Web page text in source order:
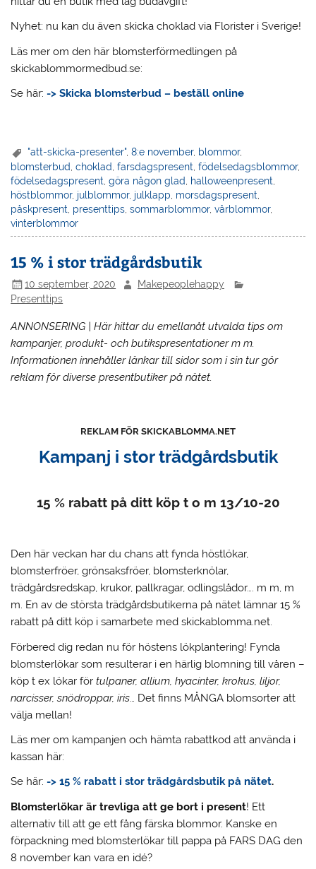
Nyhet: nu kan du även skicka choklad via Florister i Sverige!
Läs mer om den här blomsterförmedlingen på
skickablommormedbud.se:
Se här:-> Skicka blomsterbud – beställ online
"att-skicka-presenter",8:e november, blommor,
blomsterbud ,choklad ,farsdagspresent ,födelsedagsblommor,
födelsedagspresent ,göra någon glad halloweenpresent
höstblommor, julblommor, julklapp morsdagspresent
påskpresent presenttips ,sommarblommor,vårblommor,
vinterblommor
15 % i stor trädgårdsbutik
10 september, 2020
Makepeoplehappy
Presenttips
ANNONSERING | Här hittar du emellanåt utvalda tips om
kampanjer, produkt- och butikspresentationer m m.
Informationen innehåller länkar till sidor som i sin tur gör
reklam för diverse presentbutiker på nätet.
REKLAM FÖR SKICKABLOMMA.NET
Kampanj i stor trädgårdsbutik
15 % rabatt på ditt köp t o m 13/10-20
Den här veckan har du chans att fynda höstlökar,
blomsterfröer, grönsaksfröer, blomsterknölar,
trädgårdsredskap, krukor, pallkragar, odlingslådor…. m m, m
m. En av de största trädgårdsbutikerna på nätet lämnar 15 %
rabatt på ditt köp i samarbete med skickablomma.net.
Förbered dig redan nu för höstens lökplantering! Fynda
blomsterlökar som resulterar i en härlig blomning till våren –
köp t ex lökar förtulpaner, allium, hyacinter, krokus, liljor,
narcisser, snödroppar, iris … Det finns MÅNGA blomsorter att
välja mellan!
Läs mer om kampanjen och hämta rabattkod att använda i
kassan här:
Se här:-> 15 % rabatt i stor trädgårdsbutik på nätet.
Blomsterlökar är trevliga att ge bort i present! Ett
alternativ till att ge ett fång färska blommor. Kanske en
förpackning med blomsterlökar till pappa på FARS DAG den
8 november kan vara en idé?